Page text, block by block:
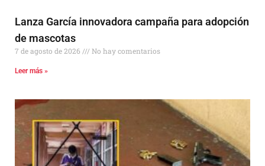
Lanza García innovadora campaña para adopción
de mascotas
7 de agosto de 2026 No hay comentarios
Leer más »